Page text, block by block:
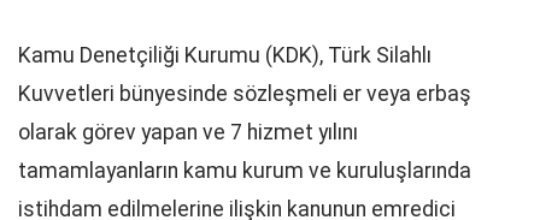
Kamu Denetçiliği Kurumu (KDK), Türk Silahlı
Kuvvetleri bünyesinde sözleşmeli er veya erbaş
olarak görev yapan ve 7 hizmet yılını
tamamlayanların kamu kurum ve kuruluşlarında
istihdam edilmelerine ilişkin kanunun emredici